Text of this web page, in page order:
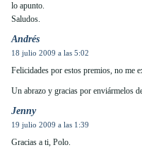
lo apunto.
Saludos.
Andrés
18 julio 2009 a las 5:02
Felicidades por estos premios, no me
Un abrazo y gracias por enviármelos
Jenny
19 julio 2009 a las 1:39
Gracias a ti, Polo.